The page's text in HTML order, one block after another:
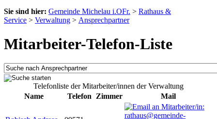
Sie sind hier: Gemeinde Michelau i.OFr. > Rathaus &
Service > Verwaltung > Ansprechpartner
Mitarbeiter-Telefon-Liste
Telefonliste der Mitarbeiter/innen der Verwaltung
Name
Telefon Zimmer Mail